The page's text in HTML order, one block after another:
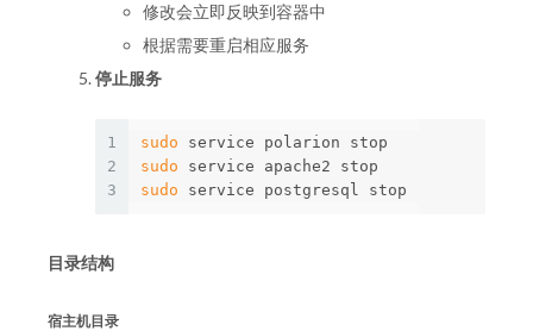
修改会立即反映到容器中
根据需要重启相应服务
停止服务
1
2
3
sudo
sudo
sudo
目录结构
宿主机目录